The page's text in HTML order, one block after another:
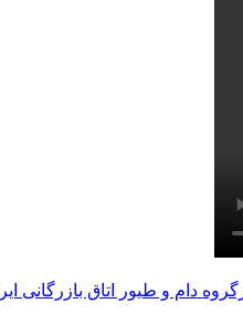
دام و طیور اتاق بازرگانی